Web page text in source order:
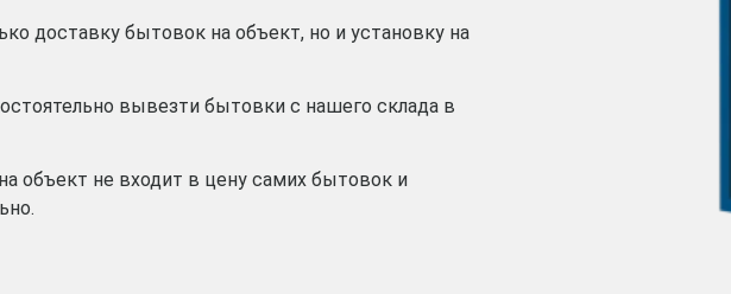
доставку бытовок на объект, но и установку на
вывезти бытовки с нашего склада в
объект не входит в цену самих бытовок и